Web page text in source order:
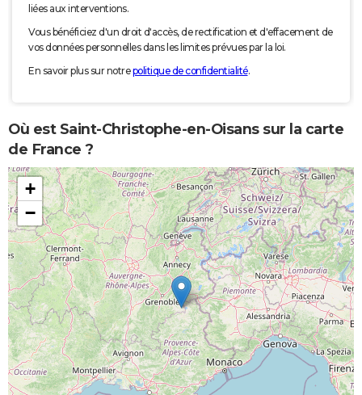
liées aux interventions.
Vous bénéficiez d'un droit d'accès, de rectification et d'effacement de
vos données personnelles dans les limites prévues par la loi.
En savoir plus sur notrepolitique de confidentialité.
Où est Saint-Christophe-en-Oisans sur la carte
de France ?
+
−